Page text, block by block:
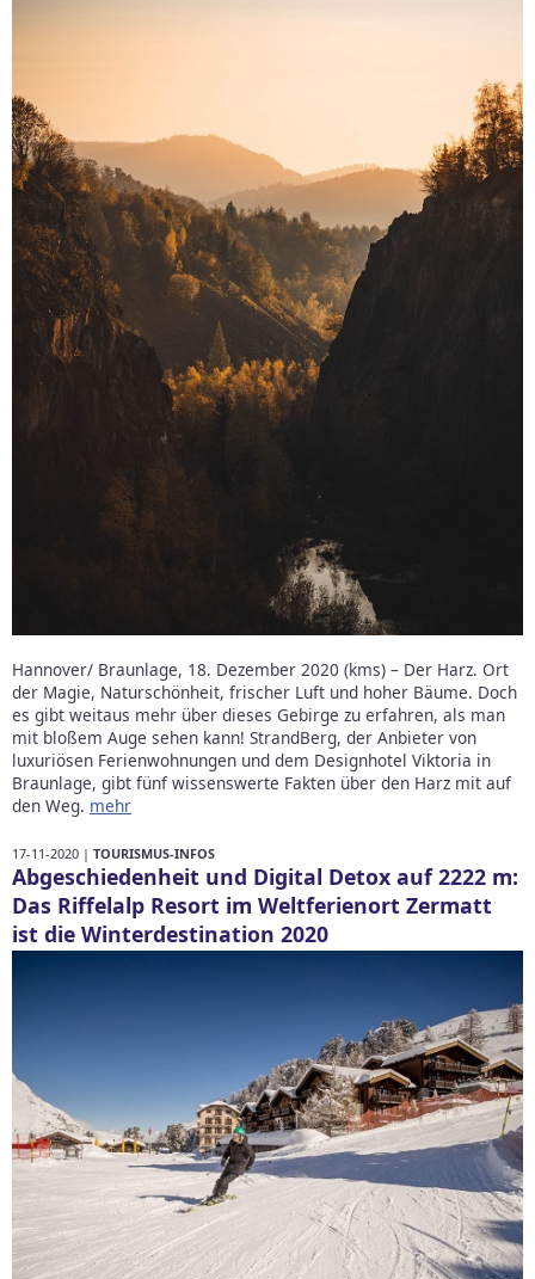
Hannover/ Braunlage, 18. Dezember 2020 (kms) – Der Harz. Ort
der Magie, Naturschönheit, frischer Luft und hoher Bäume. Doch
es gibt weitaus mehr über dieses Gebirge zu erfahren, als man
mit bloßem Auge sehen kann! StrandBerg, der Anbieter von
luxuriösen Ferienwohnungen und dem Designhotel Viktoria in
Braunlage, gibt fünf wissenswerte Fakten über den Harz mit auf
den Weg. mehr
17-11-2020 | TOURISMUS-INFOS
Abgeschiedenheit und Digital Detox auf 2222 m:
Das Riffelalp Resort im Weltferienort Zermatt
ist die Winterdestination 2020